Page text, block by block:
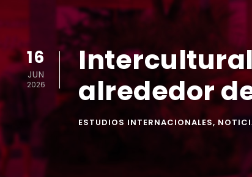
16
JUN
2026
alrededor
ESTUDIOS INTERNACIONALES,